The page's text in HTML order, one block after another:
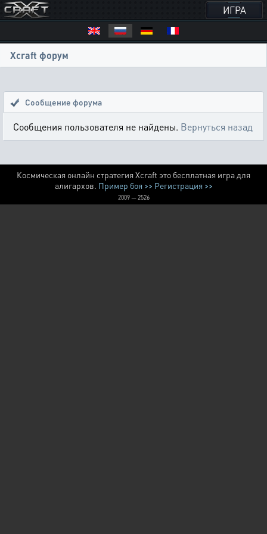
ИГРА
Xcraft форум
Сообщение форума
Сообщения пользователя не найдены. Вернуться назад
Космическая онлайн стратегия Xcraft это бесплатная игра для
алигархов. Пример боя >> Регистрация >>
2009 — 2526